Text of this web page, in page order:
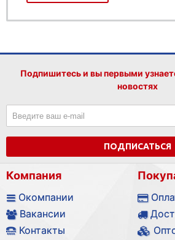
Подпишитесь и вы первыми
новостях
ПОДПИСАТЬСЯ
Компания
Окомпании
Вакансии
Контакты